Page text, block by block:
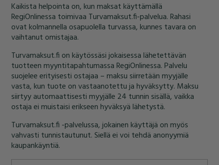
Kaikista helpointa on, kun maksat käyttämällä
RegiOnlinessa toimivaa Turvamaksut.fi-palvelua. Rahasi
ovat kolmannella osapuolella turvassa, kunnes tavara on
vaihtanut omistajaa.
Turvamaksut.fi on käytössäsi jokaisessa lähetettävän
tuotteen myyntitapahtumassa RegiOnlinessa. Palvelu
suojelee erityisesti ostajaa – maksu siirretään myyjälle
vasta, kun tuote on vastaanotettu ja hyväksytty. Maksu
siirtyy automaattisesti myyjälle 24 tunnin sisällä, vaikka
ostaja ei muistaisi erikseen hyväksyä lähetystä.
Turvamaksut.fi -palvelussa, jokainen käyttäjä on myös
vahvasti tunnistautunut. Siellä ei voi tehdä anonyymiä
kaupankäyntiä.